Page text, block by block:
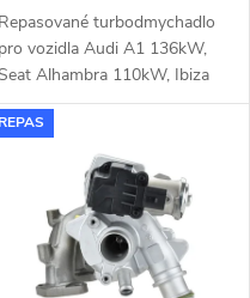
Repasované turbodmychadlo
pro vozidla Audi A1 136kW,
Seat Alhambra 110kW, Ibiza
132kW, Škoda Fabia
RS 132kW, VW Beetle 118kW,
CC 118kW, EOS 118kW, Golf
103kW 118kW 125kW, Jetta
103kW 118kW 125kW, Passat
118kW, Polo GTi 132kW,
Sharan 110kW, Scirocco
110kW 118kW, Tiguan 118kW,
REPAS